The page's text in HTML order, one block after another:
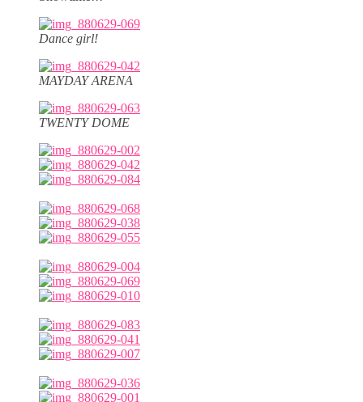
Dance girl!
MAYDAY ARENA
TWENTY DOME